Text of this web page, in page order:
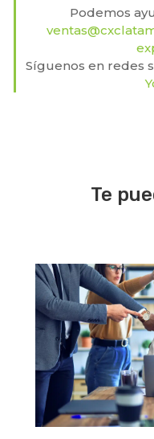
Podemos
Síguenos en redes
Te